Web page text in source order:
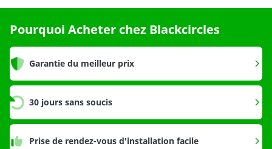
Pourquoi Acheter chez Blackcircles
Garantie du meilleur prix
30 jours sans soucis
Prise de rendez-vous d'installation facile